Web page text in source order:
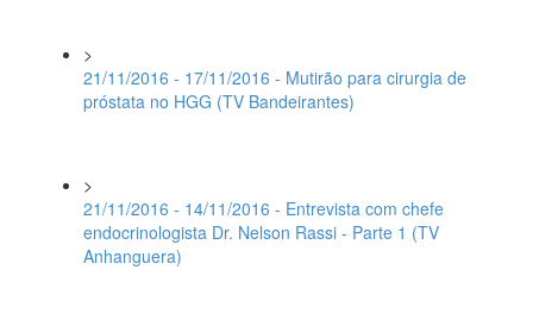
>
21/11/2016 - 17/11/2016 - Mutirão para cirurgia de
próstata no HGG (TV Bandeirantes)
>
21/11/2016 - 14/11/2016 - Entrevista com chefe
endocrinologista Dr. Nelson Rassi - Parte 1 (TV
Anhanguera)